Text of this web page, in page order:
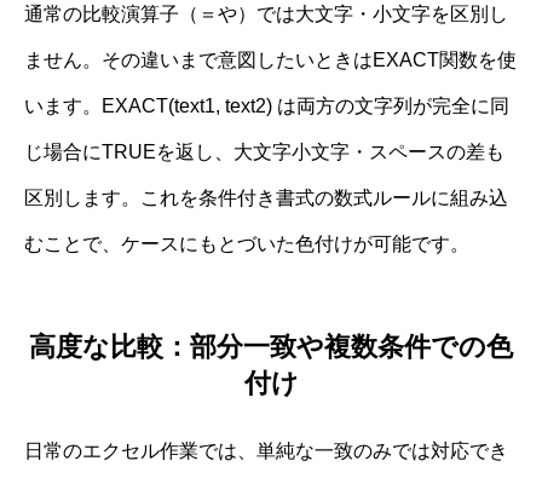
通常の比較演算子（＝や）では大文字・小文字を区別し
ません。その違いまで意図したいときはEXACT関数を使
います。EXACT(text1, text2) は両方の文字列が完全に同
じ場合にTRUEを返し、大文字小文字・スペースの差も
区別します。これを条件付き書式の数式ルールに組み込
むことで、ケースにもとづいた色付けが可能です。
高度な比較：部分一致や複数条件での色
付け
日常のエクセル作業では、単純な一致のみでは対応でき